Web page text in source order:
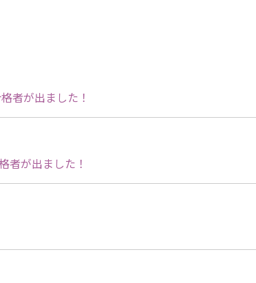
者が出ました！
者が出ました！